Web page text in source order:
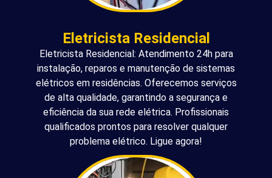
Eletricista Residencial
Eletricista Residencial: Atendimento 24h para
instalação, reparos e manutenção de sistemas
elétricos em residências. Oferecemos serviços
de alta qualidade, garantindo a segurança e
eficiência da sua rede elétrica. Profissionais
qualificados prontos para resolver qualquer
problema elétrico. Ligue agora!